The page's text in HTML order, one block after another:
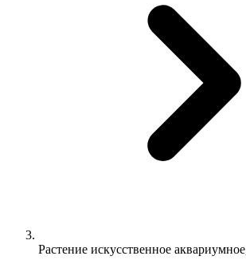
Растение искусственное